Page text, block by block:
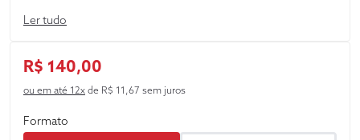
urbana e o desenvolvimento.
Ler tudo
R$ 140,00
ou em até 12x de R$ 11,67 sem juros
Formato